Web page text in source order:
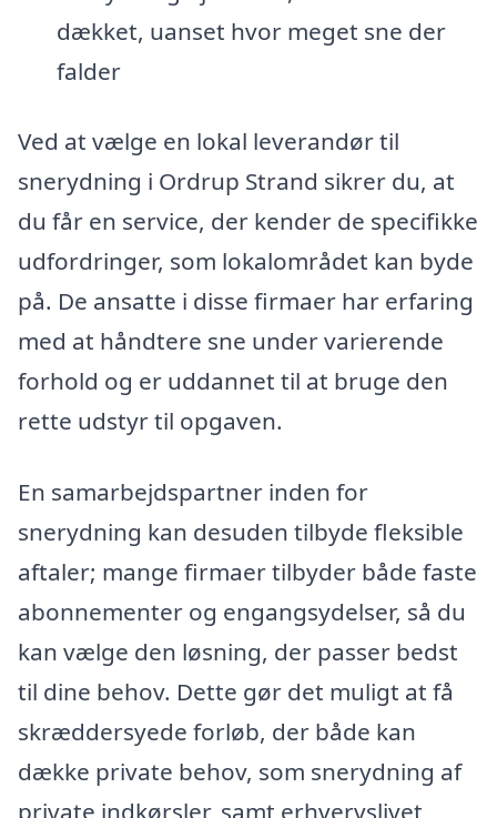
dækket, uanset hvor meget sne der
falder
Ved at vælge en lokal leverandør til
snerydning i Ordrup Strand sikrer du, at
du får en service, der kender de specifikke
udfordringer, som lokalområdet kan byde
på. De ansatte i disse firmaer har erfaring
med at håndtere sne under varierende
forhold og er uddannet til at bruge den
rette udstyr til opgaven.
En samarbejdspartner inden for
snerydning kan desuden tilbyde fleksible
aftaler; mange firmaer tilbyder både faste
abonnementer og engangsydelser, så du
kan vælge den løsning, der passer bedst
til dine behov. Dette gør det muligt at få
skræddersyede forløb, der både kan
dække private behov, som snerydning af
private indkørsler, samt erhvervslivet,